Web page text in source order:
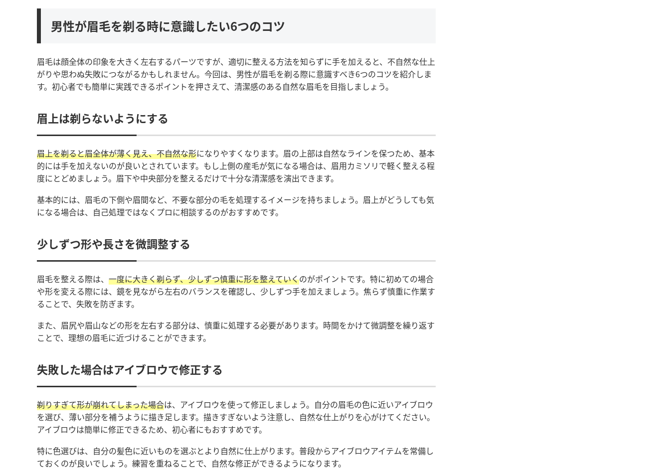
男性が眉毛を剃る時に意識したい6つのコツ
眉毛は顔全体の印象を大きく左右するパーツですが、適切に整える方法を知らずに手を加えると、不自然な仕上
がりや思わぬ失敗につながるかもしれません。今回は、男性が眉毛を剃る際に意識すべき6つのコツを紹介しま
す。初心者でも簡単に実践できるポイントを押さえて、清潔感のある自然な眉毛を目指しましょう。
眉上は剃らないようにする
眉上を剃ると眉全体が薄く見え、不自然な形になりやすくなります。眉の上部は自然なラインを保つため、基本
的には手を加えないのが良いとされています。もし上側の産毛が気になる場合は、眉用カミソリで軽く整える程
度にとどめましょう。眉下や中央部分を整えるだけで十分な清潔感を演出できます。
基本的には、眉毛の下側や眉間など、不要な部分の毛を処理するイメージを持ちましょう。眉上がどうしても気
になる場合は、自己処理ではなくプロに相談するのがおすすめです。
少しずつ形や長さを微調整する
眉毛を整える際は、 一度に大きく剃らず、少しずつ慎重に形を整えていくのがポイントです。特に初めての場合
や形を変える際には、鏡を見ながら左右のバランスを確認し、少しずつ手を加えましょう。焦らず慎重に作業す
ることで、失敗を防ぎます。
また、眉尻や眉山などの形を左右する部分は、慎重に処理する必要があります。時間をかけて微調整を繰り返す
ことで、理想の眉毛に近づけることができます。
失敗した場合はアイブロウで修正する
剃りすぎて形が崩れてしまった場合は、アイブロウを使って修正しましょう。自分の眉毛の色に近いアイブロウ
を選び、薄い部分を補うように描き足します。描きすぎないよう注意し、自然な仕上がりを心がけてください。
アイブロウは簡単に修正できるため、初心者にもおすすめです。
特に色選びは、自分の髪色に近いものを選ぶとより自然に仕上がります。普段からアイブロウアイテムを常備し
ておくのが良いでしょう。練習を重ねることで、自然な修正ができるようになります。